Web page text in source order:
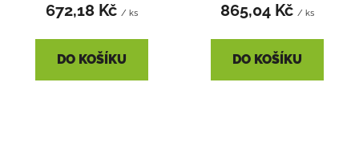
672,18 Kč / ks
DO KOŠÍKU
865,04 Kč / ks
DO KOŠÍKU